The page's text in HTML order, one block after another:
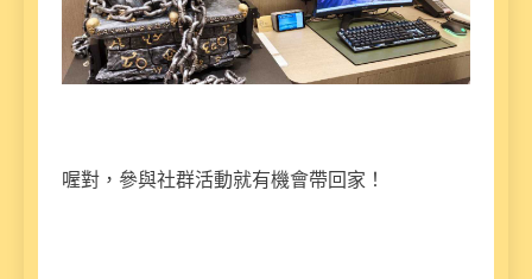
喔對，參與社群活動就有機會帶回家！